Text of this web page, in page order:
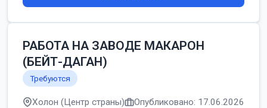
РАБОТА НА ЗАВОДЕ МАКАРОН
(БЕЙТ-ДАГАН)
Требуются
Холон (Центр страны) Опубликовано: 17.06.2026